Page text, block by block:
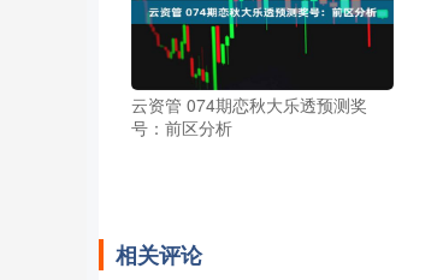
云资管 074期恋秋大乐透预测奖
号：前区分析
相关评论